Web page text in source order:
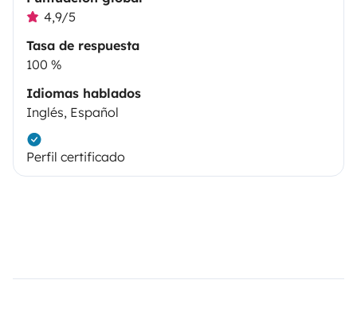
4,9/5
Tasa de respuesta
100 %
Idiomas hablados
Inglés, Español
Perfil certificado